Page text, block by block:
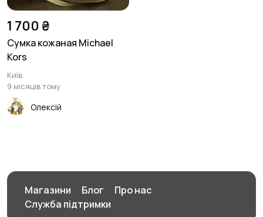
1 700 ₴
Сумка кожаная Michael
Kors
Київ
9 місяців тому
Олексій
Магазини Блог
Про нас
Служба підтримки